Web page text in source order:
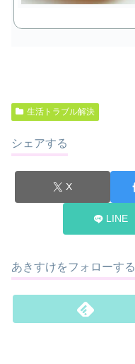
生活トラブル解決
シェアする
X
LINE
あきすけをフォローする